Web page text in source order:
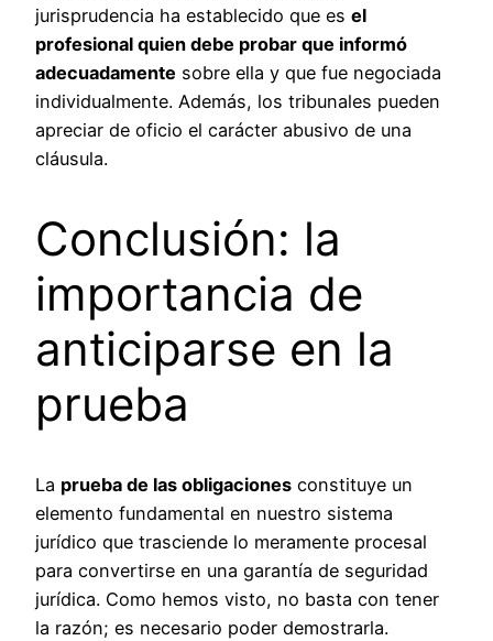
jurisprudencia ha establecido que es el
profesional quien debe probar que informó
adecuadamente sobre ella y que fue negociada
individualmente. Además, los tribunales pueden
apreciar de oficio el carácter abusivo de una
cláusula.
Conclusión: la
importancia de
anticiparse en la
prueba
La prueba de las obligaciones constituye un
elemento fundamental en nuestro sistema
jurídico que trasciende lo meramente procesal
para convertirse en una garantía de seguridad
jurídica. Como hemos visto, no basta con tener
la razón; es necesario poder demostrarla.